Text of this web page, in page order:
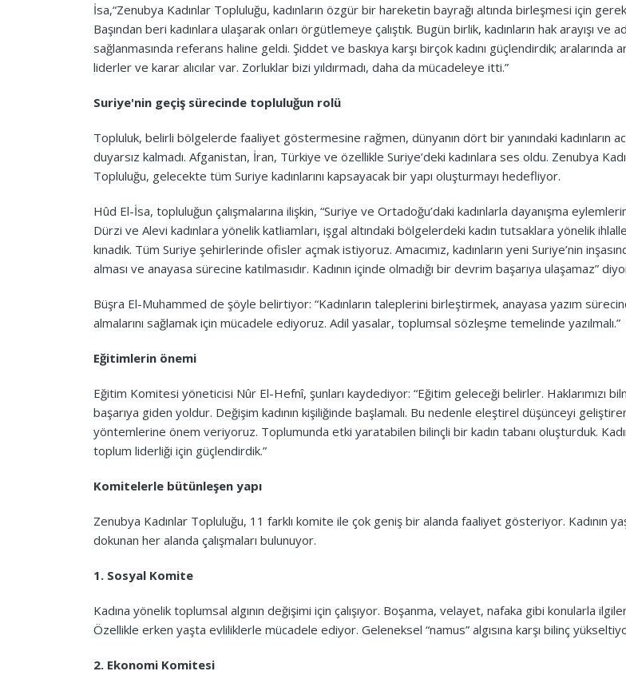
İsa,“Zenubya Kadınlar Topluluğu, kadınların özgür bir hareketin bayrağı altında birleşmesi için
Başından beri kadınlara ulaşarak onları örgütlemeye çalıştık. Bugün birlik, kadınların hak arayışı ve
sağlanmasında referans haline geldi. Şiddet ve baskıya karşı birçok kadını güçlendirdik; aralarında
liderler ve karar alıcılar var. Zorluklar bizi yıldırmadı, daha da mücadeleye itti.”
Suriye'nin geçiş sürecinde topluluğun rolü
Topluluk, belirli bölgelerde faaliyet göstermesine rağmen, dünyanın dört bir yanındaki kadınların
duyarsız kalmadı. Afganistan, İran, Türkiye ve özellikle Suriye’deki kadınlara ses oldu. Zenubya
Topluluğu, gelecekte tüm Suriye kadınlarını kapsayacak bir yapı oluşturmayı hedefliyor.
Hûd El-İsa, topluluğun çalışmalarına ilişkin, “Suriye ve Ortadoğu’daki kadınlarla dayanışma
Dürzi ve Alevi kadınlara yönelik katliamları, işgal altındaki bölgelerdeki kadın tutsaklara yönelik
kınadık. Tüm Suriye şehirlerinde ofisler açmak istiyoruz. Amacımız, kadınların yeni Suriye’nin
alması ve anayasa sürecine katılmasıdır. Kadının içinde olmadığı bir devrim başarıya ulaşamaz”
Büşra El-Muhammed de şöyle belirtiyor: “Kadınların taleplerini birleştirmek, anayasa yazım
almalarını sağlamak için mücadele ediyoruz. Adil yasalar, toplumsal sözleşme temelinde yazılmalı.”
Eğitimlerin önemi
Eğitim Komitesi yöneticisi Nûr El-Hefnî, şunları kaydediyor: “Eğitim geleceği belirler. Haklarımızı
başarıya giden yoldur. Değişim kadının kişiliğinde başlamalı. Bu nedenle eleştirel düşünceyi
yöntemlerine önem veriyoruz. Toplumunda etki yaratabilen bilinçli bir kadın tabanı oluşturduk.
toplum liderliği için güçlendirdik.”
Komitelerle bütünleşen yapı
Zenubya Kadınlar Topluluğu, 11 farklı komite ile çok geniş bir alanda faaliyet gösteriyor. Kadının
dokunan her alanda çalışmaları bulunuyor.
1. Sosyal Komite
Kadına yönelik toplumsal algının değişimi için çalışıyor. Boşanma, velayet, nafaka gibi konularla
Özellikle erken yaşta evliliklerle mücadele ediyor. Geleneksel “namus” algısına karşı bilinç
2. Ekonomi Komitesi